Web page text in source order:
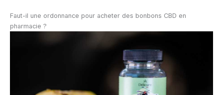
Faut-il une ordonnance pour acheter des bonbons CBD en
pharmacie ?